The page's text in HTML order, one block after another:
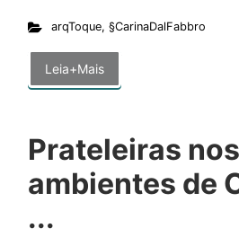
arqToque, §CarinaDalFabbro
Leia+Mais
Prateleiras nos
ambientes de
...